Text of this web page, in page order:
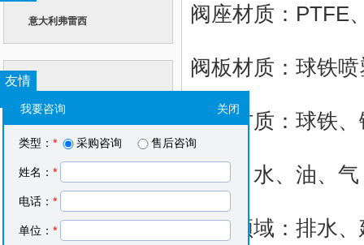
意大利弗雷西
友情
中国粉体网
网上粉体展
粉体人才
阀座材质：PTFE
阀板材质：球铁
阀体材质：球铁
介质：水、油、气
运用领域：排水
我要咨询 关闭
类型： * 采购咨询 售后咨询
姓名： *
电话： *
单位： *